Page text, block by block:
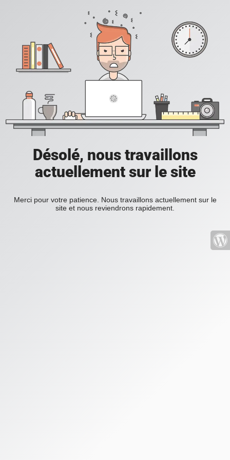
Désolé, nous travaillons
actuellement sur le site
Merci pour votre patience. Nous travaillons actuellement sur le
site et nous reviendrons rapidement.